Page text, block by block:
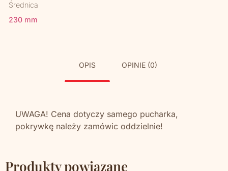
Średnica
230 mm
OPIS OPINIE (0)
UWAGA! Cena dotyczy samego pucharka,
pokrywkę należy zamówic oddzielnie!
Produkty powiązane